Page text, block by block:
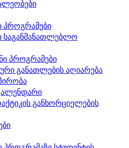
პროგრამები
განათლების აღიარება
განხორციელების